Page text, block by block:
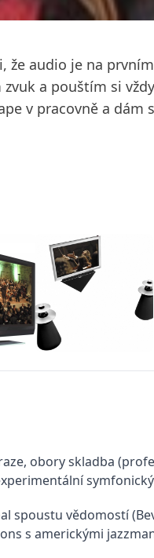
audio je na
a pouštím si
v pracovně a
obory skladba
spoustu vědomostí
s americkými